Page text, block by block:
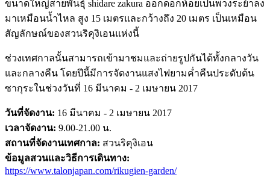
ขนาดใหญ่สายพันธุ์ shidare zakura ออกดอกห้อยเป็นพวงระย้าลง
มาเหมือนน้ำไหล สูง 15 เมตรและกว้างถึง 20 เมตร เป็นเหมือน
สัญลักษณ์ของสวนริคุงิเอนแห่งนี้
ช่วงเทศกาลนั้นสามารถเข้ามาชมและถ่ายรูปกันได้ทั้งกลางวัน
และกลางคืน โดยปีนี้มีการจัดงานแสงไฟยามค่ำคืนประดับต้น
ซากุระในช่วงวันที่ 16 มีนาคม - 2 เมษายน 2017
วันที่จัดงาน: 16 มีนาคม - 2 เมษายน 2017
เวลาจัดงาน: 9.00-21.00 น.
สถานที่จัดงานเทศกาล: สวนริคุงิเอน
ข้อมูลสวนและวิธีการเดินทาง:
https://www.talonjapan.com/rikugien-garden/